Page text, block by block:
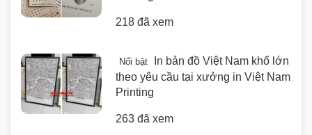
218 đã xem
Nổi bật
In bản đồ Việt Nam khổ lớn
theo yêu cầu tại xưởng in Việt Nam
Printing
263 đã xem